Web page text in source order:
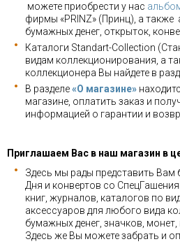
можете приобрести у нас
фирмы «PRINZ» (Принц), а также
бумажных денег, открыток,
Каталоги Standart-Collection
видам коллекционирования, а
коллекционера Вы найдете в
В разделе«О магазине»
магазине, оплатить заказ и
информацией о гарантии и
Приглашаем Вас в наш магазин в
Здесь мы рады представить
Дня и конвертов со
книг, журналов, каталогов по
аксессуаров для любого вида
бумажных денег, значков,
Здесь же Вы можете забрать и